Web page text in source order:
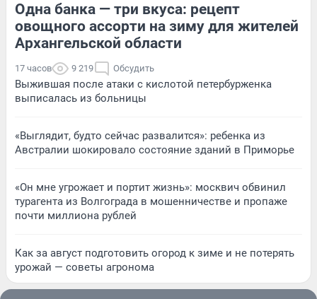
Одна банка — три вкуса: рецепт
овощного ассорти на зиму для жителей
Архангельской области
17 часов 9 219 Обсудить
Выжившая после атаки с кислотой петербурженка
выписалась из больницы
«Выглядит, будто сейчас развалится»: ребенка из
Австралии шокировало состояние зданий в Приморье
«Он мне угрожает и портит жизнь»: москвич обвинил
турагента из Волгограда в мошенничестве и пропаже
почти миллиона рублей
Как за август подготовить огород к зиме и не потерять
урожай — советы агронома